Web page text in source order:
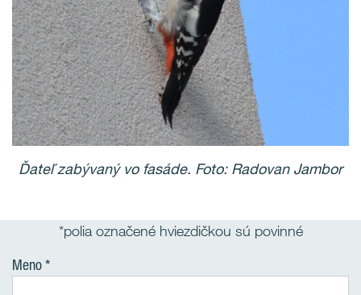
Ďateľ zabývaný vo fasáde. Foto: Radovan Jambor
*polia označené hviezdičkou sú povinné
Meno